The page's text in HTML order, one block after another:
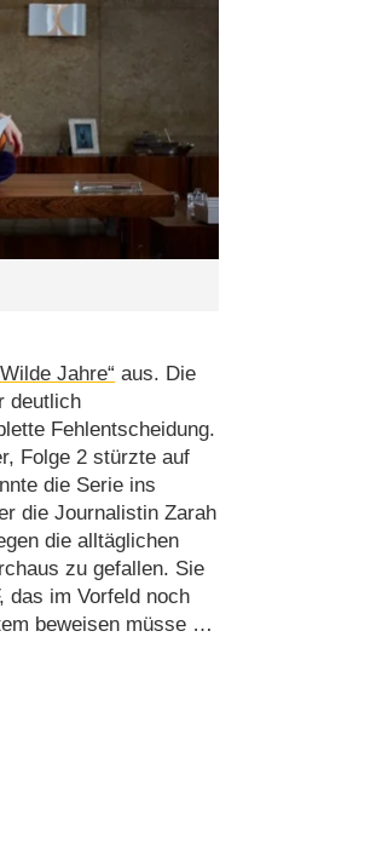
Jahre“ aus. Die
deutlich
Fehlentscheidung.
Folge 2 stürzte auf
die Serie ins
die Journalistin Zarah
die alltäglichen
zu gefallen. Sie
das im Vorfeld noch
beweisen müsse …